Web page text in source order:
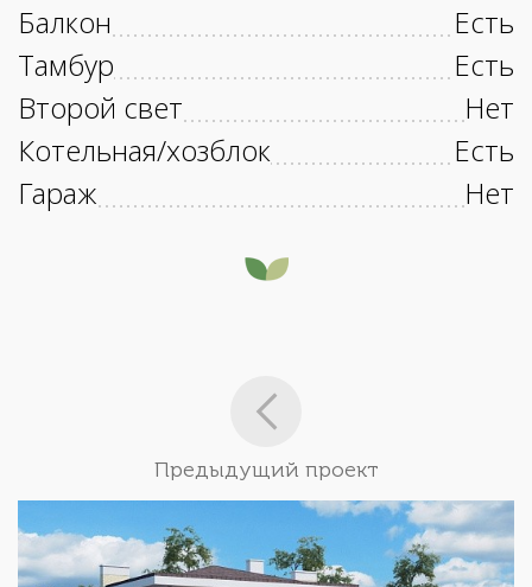
Балкон
Есть
Тамбур
Есть
Второй свет
Нет
Котельная/хозблок
Есть
Гараж
Нет
Предыдущий проект